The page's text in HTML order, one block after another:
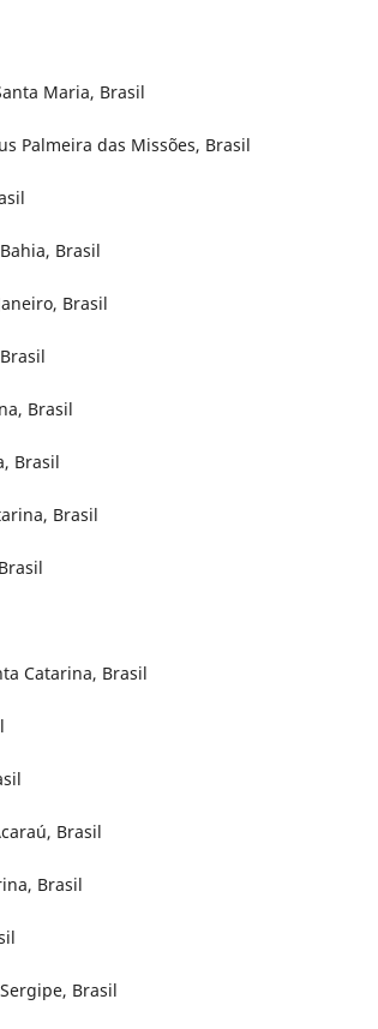
Maria, Brasil
Palmeira das Missões, Brasil
Brasil
Brasil
Brasil
Brasil
Brasil
Catarina, Brasil
Brasil
Brasil
Brasil